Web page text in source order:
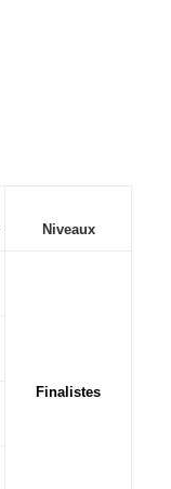
Niveaux
Finalistes